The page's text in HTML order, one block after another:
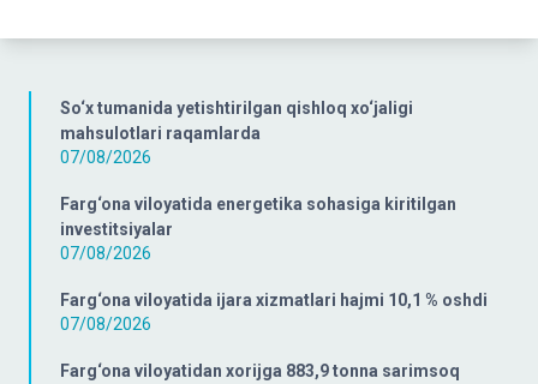
So‘x tumanida yetishtirilgan qishloq xo‘jaligi
mahsulotlari raqamlarda
07/08/2026
Farg‘ona viloyatida energetika sohasiga kiritilgan
investitsiyalar
07/08/2026
Farg‘ona viloyatida ijara xizmatlari hajmi 10,1 % oshdi
07/08/2026
Farg‘ona viloyatidan xorijga 883,9 tonna sarimsoq